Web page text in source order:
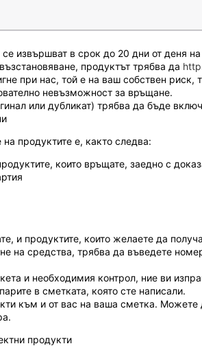
извършват в срок до 20 дни от деня
продуктът трябва да
при нас, той е на ваш собствен
невъзможност за връщане.
или дубликат) трябва да бъде
продуктите е, както следва:
които връщате, заедно с
и продуктите, които желаете да
на средства, трябва да въведете
и необходимия контрол, ние ви
в сметката, която сте написали.
към и от вас на ваша сметка. Можете
продукти